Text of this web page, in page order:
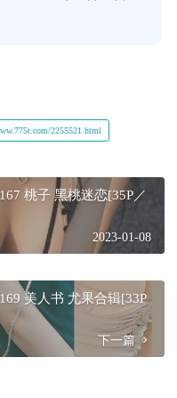
2255521.html
桃子 黑桃迷恋[35P／
2023-01-08
美人书 尤果合辑[33P
下一篇